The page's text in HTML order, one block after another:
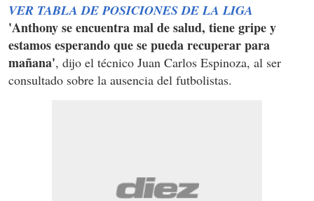
VER TABLA DE POSICIONES DE LA LIGA
'Anthony se encuentra mal de salud, tiene gripe y
estamos esperando que se pueda recuperar para
mañana', dijo el técnico Juan Carlos Espinoza, al ser
consultado sobre la ausencia del futbolistas.